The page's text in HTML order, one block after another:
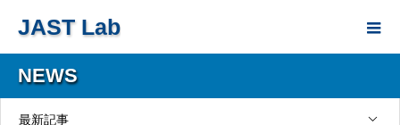
JAST Lab
NEWS
最新記事